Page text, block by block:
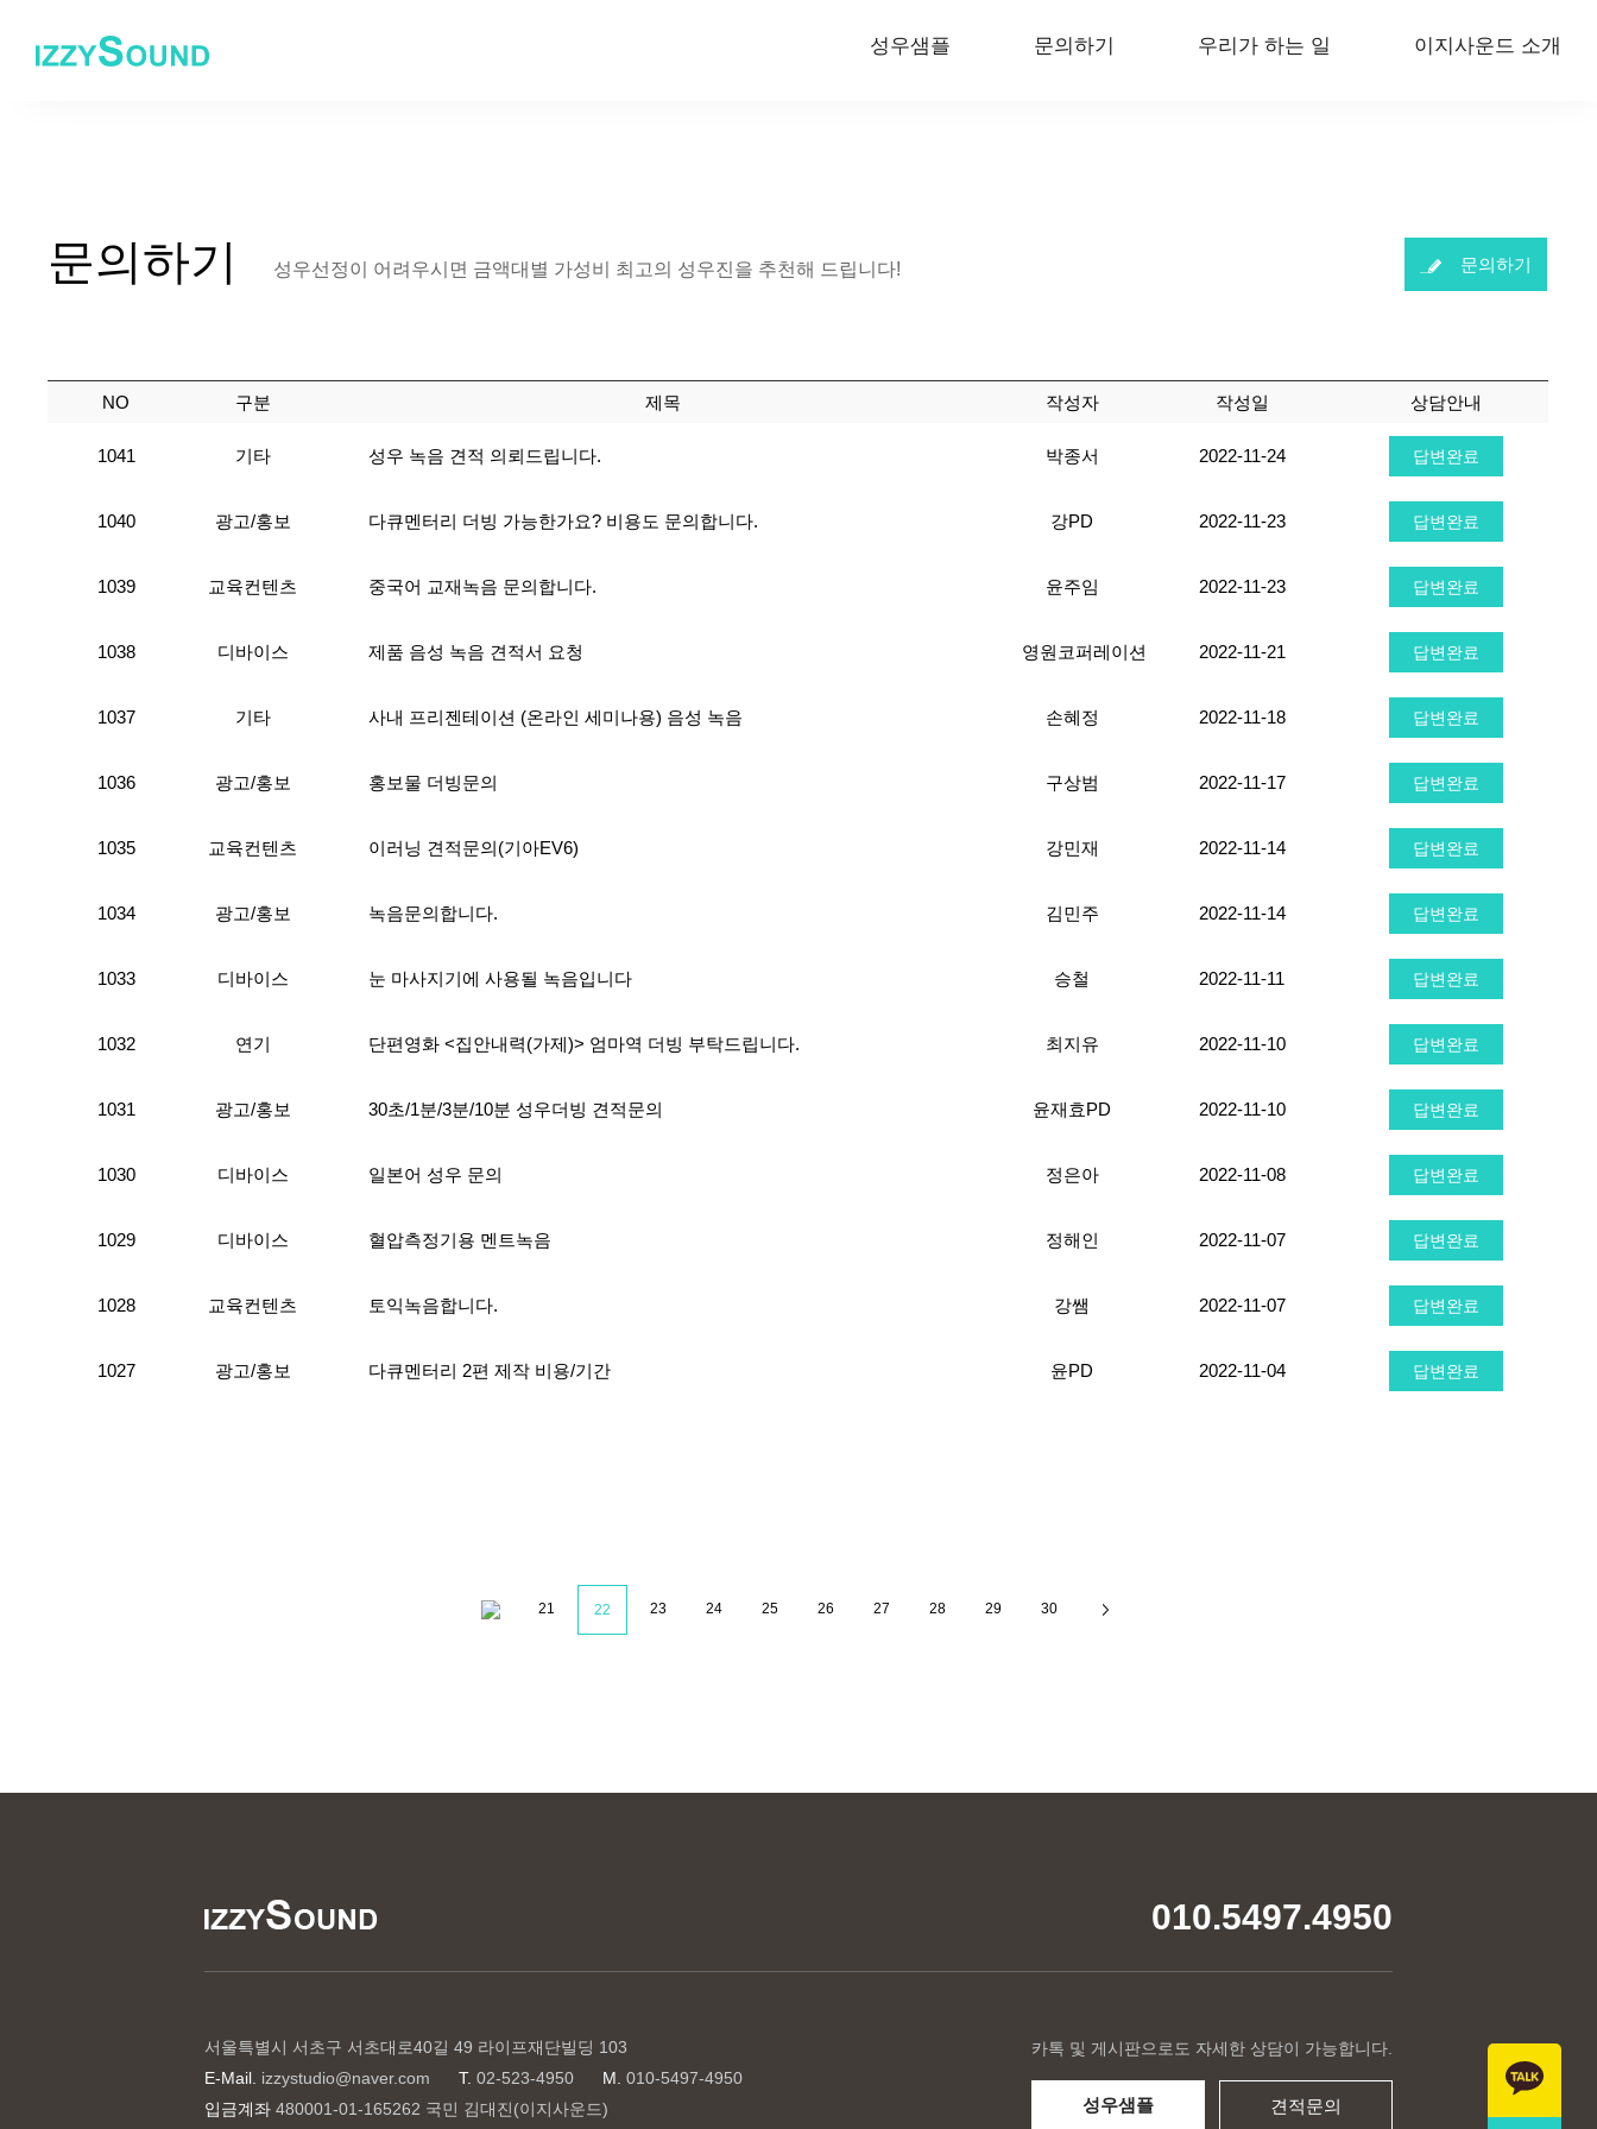
성우샘플 문의하기 우리가 하는 일 이지사운드 소개
문의하기 성우선정이 어려우시면 금액대별 가성비 최고의 성우진을 추천해 드립니다! 문의하기
NO 구분 제목 작성자 작성일 상담안내
1041 기타 성우 녹음 견적 의뢰드립니다. 박종서 2022-11-24 답변완료
1040 광고/홍보 다큐멘터리 더빙 가능한가요? 비용도 문의합니다. 강PD 2022-11-23 답변완료
1039 교육컨텐츠 중국어 교재녹음 문의합니다. 윤주임 2022-11-23 답변완료
1038 디바이스 제품 음성 녹음 견적서 요청 영원코퍼레이션 2022-11-21 답변완료
1037 기타 사내 프리젠테이션 (온라인 세미나용) 음성 녹음 손혜정 2022-11-18 답변완료
1036 광고/홍보 홍보물 더빙문의 구상범 2022-11-17 답변완료
1035 교육컨텐츠 이러닝 견적문의(기아EV6) 강민재 2022-11-14 답변완료
1034 광고/홍보 녹음문의합니다. 김민주 2022-11-14 답변완료
1033 디바이스 눈 마사지기에 사용될 녹음입니다 승철 2022-11-11 답변완료
1032 연기 단편영화 <집안내력(가제)> 엄마역 더빙 부탁드립니다. 최지유 2022-11-10 답변완료
1031 광고/홍보 30초/1분/3분/10분 성우더빙 견적문의 윤재효PD 2022-11-10 답변완료
1030 디바이스 일본어 성우 문의 정은아 2022-11-08 답변완료
1029 디바이스 혈압측정기용 멘트녹음 정해인 2022-11-07 답변완료
1028 교육컨텐츠 토익녹음합니다. 강쌤 2022-11-07 답변완료
1027 광고/홍보 다큐멘터리 2편 제작 비용/기간 윤PD 2022-11-04 답변완료
21 22 23 24 25 26 27 28 29 30
010.5497.4950
서울특별시 서초구 서초대로40길 49 라이프재단빌딩 103
E-Mail. izzystudio@naver.com T. 02-523-4950 M. 010-5497-4950
입금계좌 480001-01-165262 국민 김대진(이지사운드)
카톡 및 게시판으로도 자세한 상담이 가능합니다.
성우샘플 견적문의